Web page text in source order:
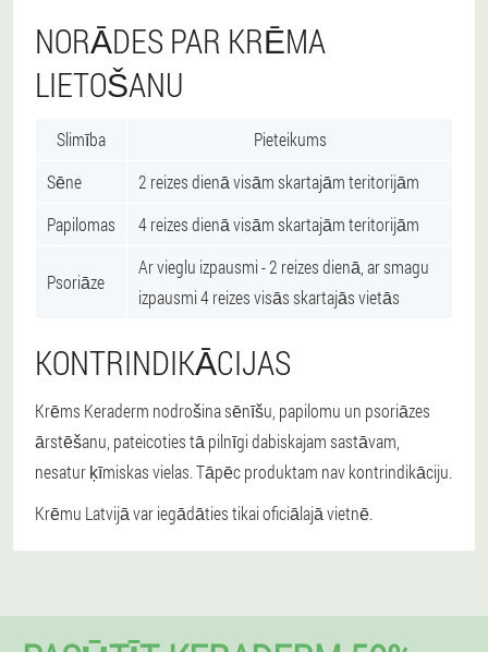
NORĀDES PAR KRĒMA
LIETOŠANU
Slimība
Pieteikums
Sēne
2 reizes dienā visām skartajām teritorijām
Papilomas
4 reizes dienā visām skartajām teritorijām
Psoriāze
Ar vieglu izpausmi - 2 reizes dienā, ar smagu
izpausmi 4 reizes visās skartajās vietās
KONTRINDIKĀCIJAS
Krēms Keraderm nodrošina sēnīšu, papilomu un psoriāzes
ārstēšanu, pateicoties tā pilnīgi dabiskajam sastāvam,
nesatur ķīmiskas vielas. Tāpēc produktam nav kontrindikāciju.
Krēmu Latvijā var iegādāties tikai oficiālajā vietnē.